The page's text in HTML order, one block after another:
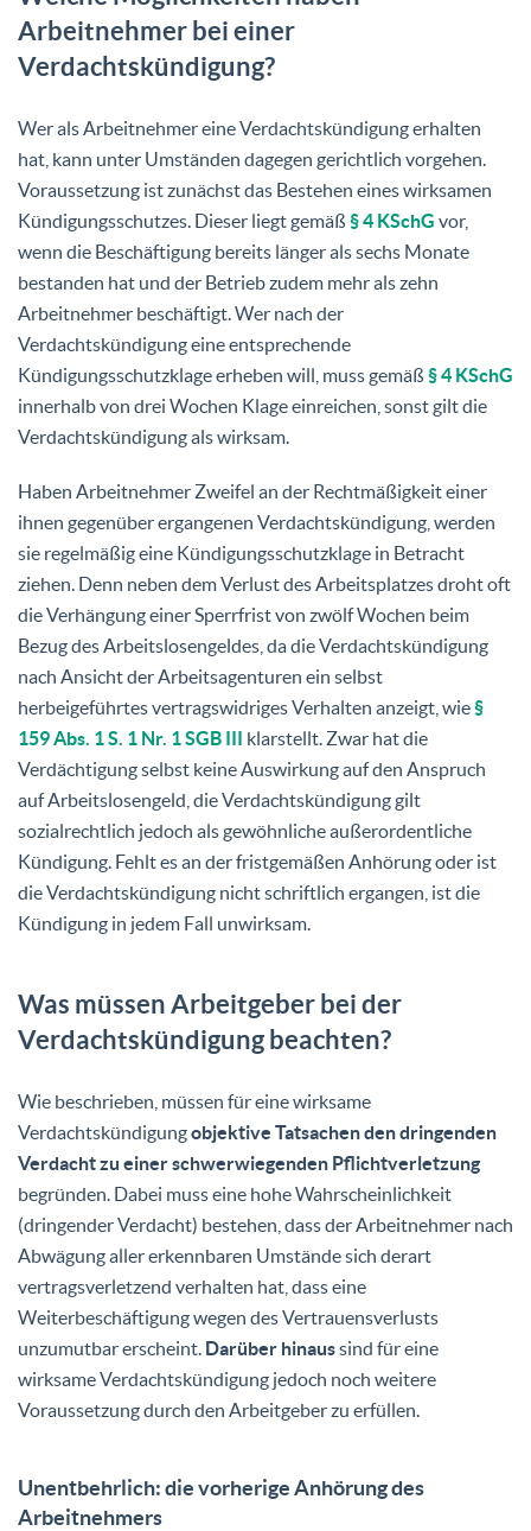
Arbeitnehmer bei einer
Verdachtskündigung?
Wer als Arbeitnehmer eine Verdachtskündigung erhalten
hat, kann unter Umständen dagegen gerichtlich vorgehen.
Voraussetzung ist zunächst das Bestehen eines wirksamen
Kündigungsschutzes. Dieser liegt gemäß § 4 KSchG vor,
wenn die Beschäftigung bereits länger als sechs Monate
bestanden hat und der Betrieb zudem mehr als zehn
Arbeitnehmer beschäftigt. Wer nach der
Verdachtskündigung eine entsprechende
Kündigungsschutzklage erheben will, muss gemäß § 4 KSchG
innerhalb von drei Wochen Klage einreichen, sonst gilt die
Verdachtskündigung als wirksam.
Haben Arbeitnehmer Zweifel an der Rechtmäßigkeit einer
ihnen gegenüber ergangenen Verdachtskündigung, werden
sie regelmäßig eine Kündigungsschutzklage in Betracht
ziehen. Denn neben dem Verlust des Arbeitsplatzes droht oft
die Verhängung einer Sperrfrist von zwölf Wochen beim
Bezug des Arbeitslosengeldes, da die Verdachtskündigung
nach Ansicht der Arbeitsagenturen ein selbst
herbeigeführtes vertragswidriges Verhalten anzeigt, wie§
159 Abs. 1 S. 1 Nr. 1 SGB III klarstellt. Zwar hat die
Verdächtigung selbst keine Auswirkung auf den Anspruch
auf Arbeitslosengeld, die Verdachtskündigung gilt
sozialrechtlich jedoch als gewöhnliche außerordentliche
Kündigung. Fehlt es an der fristgemäßen Anhörung oder ist
die Verdachtskündigung nicht schriftlich ergangen, ist die
Kündigung in jedem Fall unwirksam.
Was müssen Arbeitgeber bei der
Verdachtskündigung beachten?
Wie beschrieben, müssen für eine wirksame
Verdachtskündigungobjektive Tatsachen den dringenden
Verdacht zu einer schwerwiegenden Pflichtverletzung
begründen. Dabei muss eine hohe Wahrscheinlichkeit
(dringender Verdacht) bestehen, dass der Arbeitnehmer nach
Abwägung aller erkennbaren Umstände sich derart
vertragsverletzend verhalten hat, dass eine
Weiterbeschäftigung wegen des Vertrauensverlusts
unzumutbar erscheint. Darüber hinaussind für eine
wirksame Verdachtskündigung jedoch noch weitere
Voraussetzung durch den Arbeitgeber zu erfüllen.
Unentbehrlich: die vorherige Anhörung des
Arbeitnehmers